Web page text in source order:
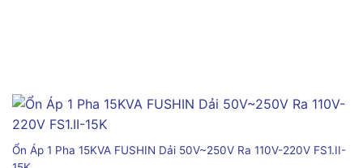
Ổn Áp 1 Pha 15KVA FUSHIN Dải 50V~250V Ra 110V-220V FS1.II-